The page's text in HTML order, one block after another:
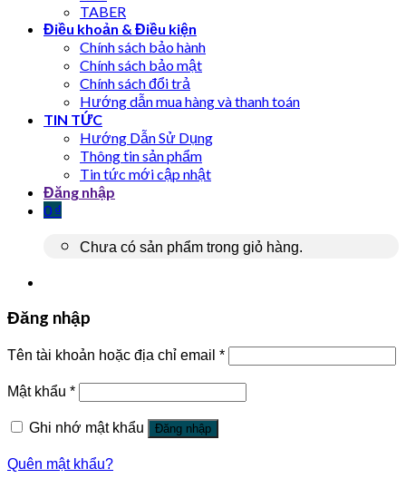
TABER
Điều khoản & Điều kiện
Chính sách bảo hành
Chính sách bảo mật
Chính sách đổi trả
Hướng dẫn mua hàng và thanh toán
TIN TỨC
Hướng Dẫn Sử Dụng
Thông tin sản phẩm
Tin tức mới cập nhật
Đăng nhập
0 ₫
Chưa có sản phẩm trong giỏ hàng.
Đăng nhập
Tên tài khoản hoặc địa chỉ email *
Mật khẩu *
Ghi nhớ mật khẩu Đăng nhập
Quên mật khẩu?